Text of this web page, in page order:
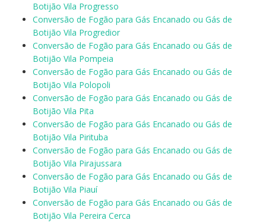
Botijão Vila Progresso
Conversão de Fogão para Gás Encanado ou Gás de
Botijão Vila Progredior
Conversão de Fogão para Gás Encanado ou Gás de
Botijão Vila Pompeia
Conversão de Fogão para Gás Encanado ou Gás de
Botijão Vila Polopoli
Conversão de Fogão para Gás Encanado ou Gás de
Botijão Vila Pita
Conversão de Fogão para Gás Encanado ou Gás de
Botijão Vila Pirituba
Conversão de Fogão para Gás Encanado ou Gás de
Botijão Vila Pirajussara
Conversão de Fogão para Gás Encanado ou Gás de
Botijão Vila Piauí
Conversão de Fogão para Gás Encanado ou Gás de
Botijão Vila Pereira Cerca